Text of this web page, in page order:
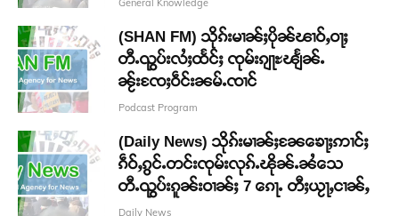
General Knowledge
(SHAN FM) သိုၵ်းမၢၼ်ႈပိုၼ်ၽၢဝ်ႇဝႃႈ
တီႉၺွပ်းလႆႈထႅင်ႈ ၸုမ်းၵျႃႊၽျႅၼ်ႉ
ၼႂ်းၸႄႈဝဵင်းၼမ်ႉၸၢင်
Podcast Program
(Daily News) သိုၵ်းမၢၼ်ႈၼႄၶေႃႈဢၢင်ႈ
ၵဵဝ်ႇၵွင်ႉတင်းၸုမ်းလုၵ်ႉၽိုၼ်ႉၼႆသေ
တီႉၺွပ်းၵူၼ်းဝၢၼ်ႈ 7 ၵေႃႉ တီႈယႂႃႇငၢၼ်ႇ
Daily News